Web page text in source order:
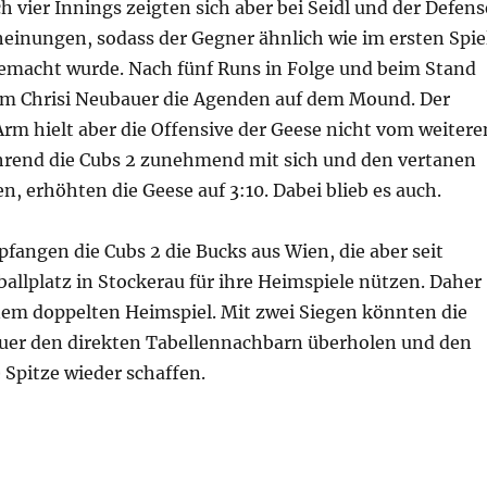
vier Innings zeigten sich aber bei Seidl und der
sodass der Gegner ähnlich wie im ersten
wurde. Nach fünf Runs in Folge und beim Stand
Chrisi Neubauer die Agenden auf dem Mound. Der
hielt aber die Offensive der Geese nicht vom
die Cubs 2 zunehmend mit sich und den vertanen
erhöhten die Geese auf 3:10. Dabei blieb es auch.
die Cubs 2 die Bucks aus Wien, die aber seit
in Stockerau für ihre Heimspiele nützen. Daher
doppelten Heimspiel. Mit zwei Siegen könnten die
den direkten Tabellennachbarn überholen und den
Spitze wieder schaffen.